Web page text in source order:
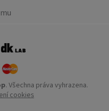
. Všechna práva vyhrazena.
cookies